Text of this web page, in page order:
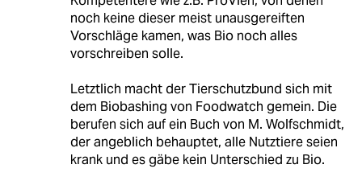
noch keine dieser meist unausgereiften
Vorschläge kamen, was Bio noch alles
vorschreiben solle.
Letztlich macht der Tierschutzbund sich mit
dem Biobashing von Foodwatch gemein. Die
berufen sich auf ein Buch von M. Wolfschmidt,
der angeblich behauptet, alle Nutztiere seien
krank und es gäbe kein Unterschied zu Bio.